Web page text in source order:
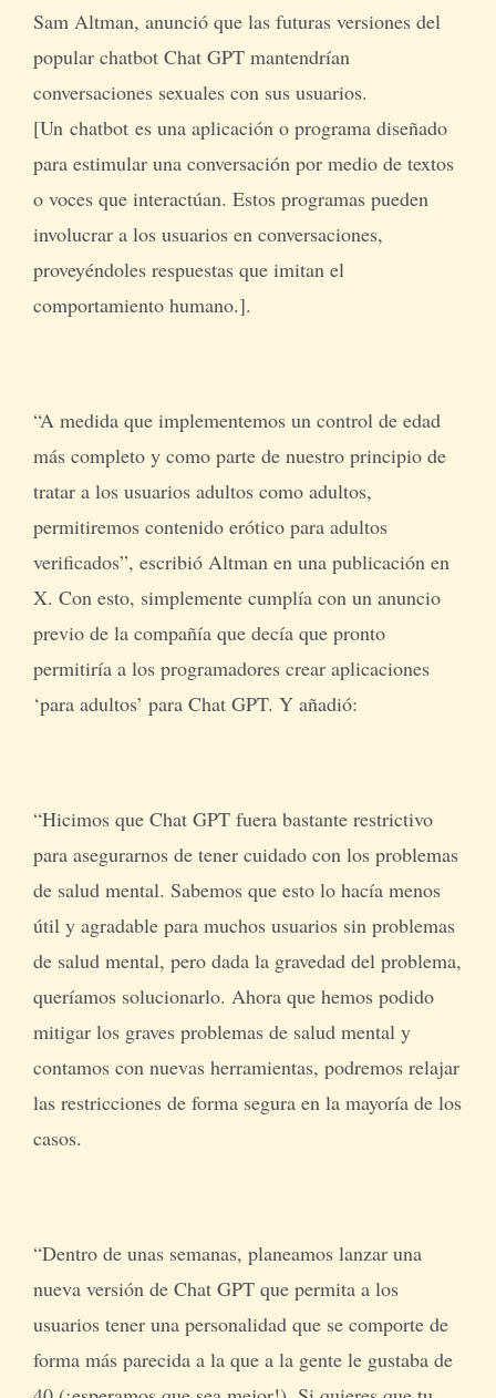
Sam Altman, anunció que las futuras versiones del
popular chatbot Chat GPT mantendrían
conversaciones sexuales con sus usuarios.
[Un chatbot es una aplicación o programa diseñado
para estimular una conversación por medio de textos
o voces que interactúan. Estos programas pueden
involucrar a los usuarios en conversaciones,
proveyéndoles respuestas que imitan el
comportamiento humano.].
“A medida que implementemos un control de edad
más completo y como parte de nuestro principio de
tratar a los usuarios adultos como adultos,
permitiremos contenido erótico para adultos
verificados”, escribió Altman en una publicación en
X. Con esto, simplemente cumplía con un anuncio
previo de la compañía que decía que pronto
permitiría a los programadores crear aplicaciones
‘para adultos’ para Chat GPT. Y añadió:
“Hicimos que Chat GPT fuera bastante restrictivo
para asegurarnos de tener cuidado con los problemas
de salud mental. Sabemos que esto lo hacía menos
útil y agradable para muchos usuarios sin problemas
de salud mental, pero dada la gravedad del problema,
queríamos solucionarlo. Ahora que hemos podido
mitigar los graves problemas de salud mental y
contamos con nuevas herramientas, podremos relajar
las restricciones de forma segura en la mayoría de los
casos.
“Dentro de unas semanas, planeamos lanzar una
nueva versión de Chat GPT que permita a los
usuarios tener una personalidad que se comporte de
forma más parecida a la que a la gente le gustaba de